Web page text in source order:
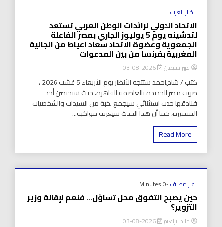
اخبار العرب
الاتحاد الدولي لرائدات الوطن العربي تستعد
لتدشينه يوم 5 يوليوز الجاري بمصر الفاعلة
الجمعوية وعضوة الاتحاد سعاد اعياط من الجالية
المغربية بفرنسا من بين المدعوات
عبير سليمان 2026-08-03
كتب / شادياحمد ستتجه الأنظار يوم الأربعاء 5 غشت 2026 ،
صوب مصر الجديدة بالعاصمة القاهرة، حيث ستحتضن أحد
فنادقها حدث استثنائي سيجمع نخبة من السيدات والشخصيات
المتميزة، كما أن هذا الحدث سيعرف مواكبة...
Read More
غير مصنف-0 Minutes
حين يصبح التفوق محل تساؤل… فنعم لإقالة وزير
التزوير؟
خالد ابراهيم 2026-08-03